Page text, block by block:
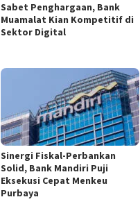
Sabet Penghargaan, Bank
Muamalat Kian Kompetitif di
Sektor Digital
Sinergi Fiskal-Perbankan
Solid, Bank Mandiri Puji
Eksekusi Cepat Menkeu
Purbaya